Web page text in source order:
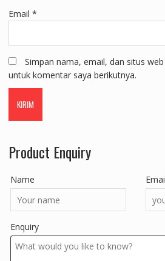
Email *
Simpan nama, email, dan situs
untuk komentar saya berikutnya.
Product Enquiry
Name
Enquiry